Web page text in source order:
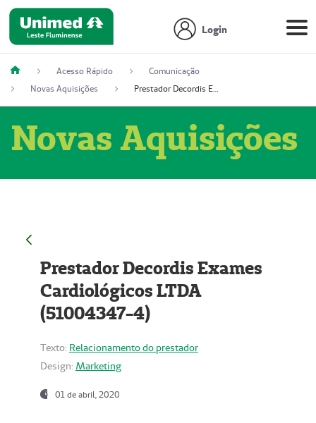
Login
Acesso Rápido
Comunicação
Novas Aquisições
Prestador Decordis Exames Cardiológicos LTDA (51004347-4)
Novas Aquisições
Prestador Decordis Exames
Cardiológicos LTDA
(51004347-4)
Texto: Relacionamento do prestador
Design: Marketing
01 de abril, 2020